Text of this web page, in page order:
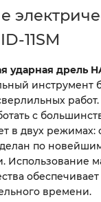
11SM
ударная дрель
инструмент
работ.
с
в двух
по
Использование
времени.